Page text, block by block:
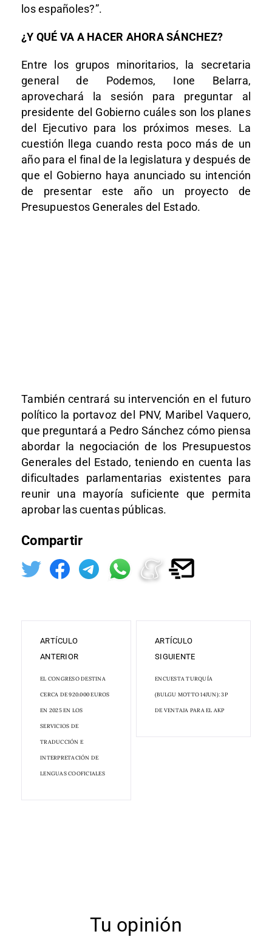
los españoles?”.
¿Y QUÉ VA A HACER AHORA SÁNCHEZ?
Entre los grupos minoritarios, la secretaria
general de Podemos, Ione Belarra,
aprovechará la sesión para preguntar al
presidente del Gobierno cuáles son los planes
del Ejecutivo para los próximos meses. La
cuestión llega cuando resta poco más de un
año para el final de la legislatura y después de
que el Gobierno haya anunciado su intención
de presentar este año un proyecto de
Presupuestos Generales del Estado.
También centrará su intervención en el futuro
político la portavoz del PNV, Maribel Vaquero,
que preguntará a Pedro Sánchez cómo piensa
abordar la negociación de los Presupuestos
Generales del Estado, teniendo en cuenta las
dificultades parlamentarias existentes para
reunir una mayoría suficiente que permita
aprobar las cuentas públicas.
Compartir
ARTÍCULO
ANTERIOR
EL CONGRESO DESTINA
CERCA DE 920.000 EUROS
EN 2025 EN LOS
SERVICIOS DE
TRADUCCIÓN E
INTERPRETACIÓN DE
LENGUAS COOFICIALES
ARTÍCULO
SIGUIENTE
ENCUESTA TURQUÍA
(BULGU MOTTO 14JUN): 3P
DE VENTAJA PARA EL AKP
Tu opinión